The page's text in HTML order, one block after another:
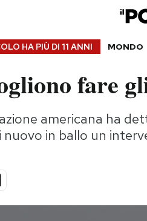
HA PIÙ DI 11 ANNI MONDO
fare
americana ha
in ballo un